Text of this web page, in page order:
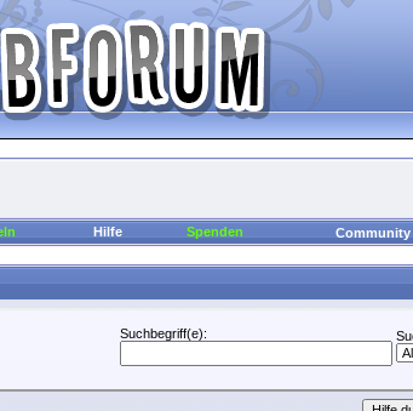
Hilfe Spenden Community
Suchbegriff(e):